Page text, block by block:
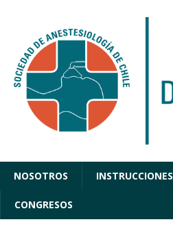
NOSOTROS INSTRUCCIONES
CONGRESOS